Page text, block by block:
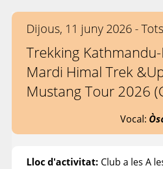
Dijous, 11 juny 2026 - Tots
Trekking
Mardi Himal Trek
Mustang Tour 2026
Vocal:
Lloc d'activitat: Club a les A